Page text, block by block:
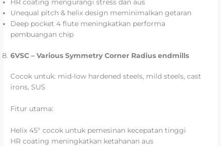
HR coating mengurangi stress dan aus
Unequal pitch & helix design meminimalkan getaran
Deep pocket 4 flute meningkatkan performa
pembuangan chip
6VSC – Various Symmetry Corner Radius endmills
Cocok untuk: mid-low hardened steels, mild steels, cast
irons, SUS
Fitur utama:
Helix 45° cocok untuk pemesinan kecepatan tinggi
HR coating meningkatkan ketahanan aus